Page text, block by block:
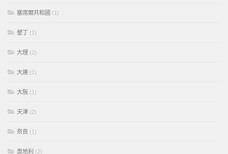
塞席爾共和國 (1)
墾丁 (1)
大理 (2)
大連 (1)
大阪 (1)
天津 (2)
奈良 (1)
奧地利 (2)